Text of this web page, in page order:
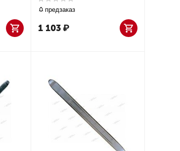
предзаказ
1 103₽